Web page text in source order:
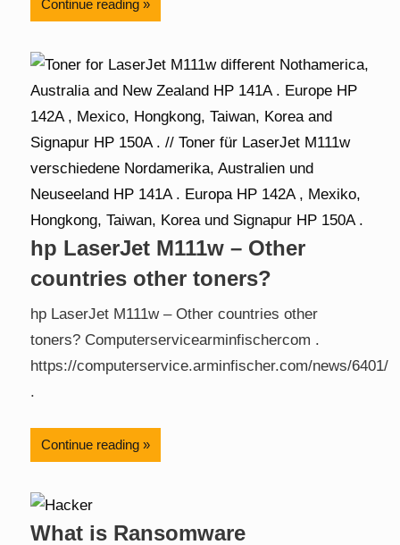
Continue reading
hp LaserJet M111w – Other
countries other toners?
hp LaserJet M111w – Other countries other
toners? Computerservicearminfischercom .
https://computerservice.arminfischer.com/news/6401/
.
Continue reading
What is Ransomware